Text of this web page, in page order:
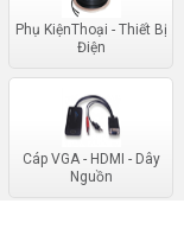
Phụ KiệnThoại - Thiết Bị
Điện
Cáp VGA - HDMI - Dây
Nguồn